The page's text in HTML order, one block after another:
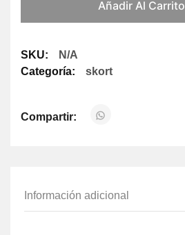
Añadir Al Carrito
SKU:
N/A
Categoría:
skort
Compartir:
Información adicional